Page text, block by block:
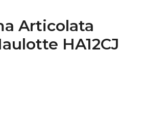
tuo carrello
elevatore
Articolata
HA12CJ